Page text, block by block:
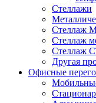
Стеллажи
Стеллаж
Стеллаж
Стеллаж
Другая
Офисные